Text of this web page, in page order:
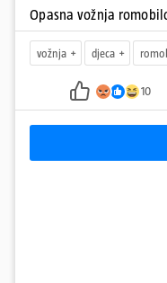
Opasna vožnja
vožnja djeca
10